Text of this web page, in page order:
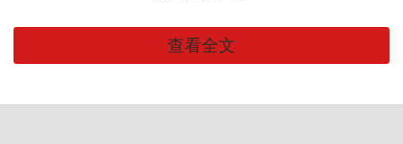
查看全文